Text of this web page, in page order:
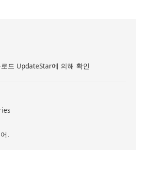
드 UpdateStar에 의해 확인
.